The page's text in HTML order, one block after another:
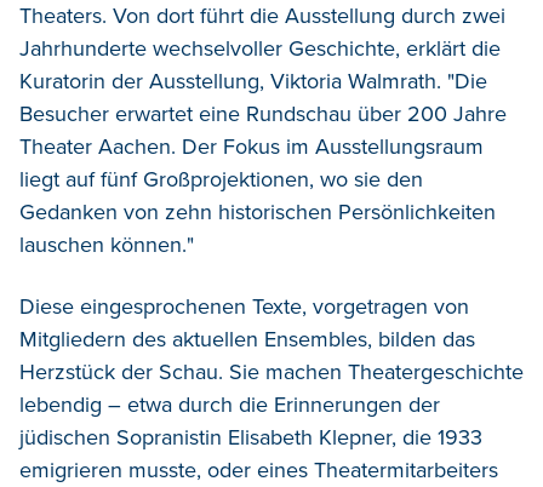
Theaters. Von dort führt die Ausstellung durch zwei
Jahrhunderte wechselvoller Geschichte, erklärt die
Kuratorin der Ausstellung, Viktoria Walmrath. "Die
Besucher erwartet eine Rundschau über 200 Jahre
Theater Aachen. Der Fokus im Ausstellungsraum
liegt auf fünf Großprojektionen, wo sie den
Gedanken von zehn historischen Persönlichkeiten
lauschen können."
Diese eingesprochenen Texte, vorgetragen von
Mitgliedern des aktuellen Ensembles, bilden das
Herzstück der Schau. Sie machen Theatergeschichte
lebendig – etwa durch die Erinnerungen der
jüdischen Sopranistin Elisabeth Klepner, die 1933
emigrieren musste, oder eines Theatermitarbeiters